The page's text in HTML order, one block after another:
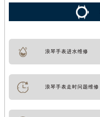
浪琴手表进水维修
浪琴手表走时问题维修